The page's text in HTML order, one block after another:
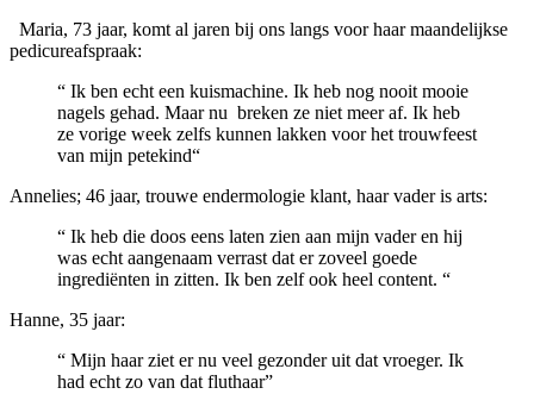
Maria, 73 jaar, komt al jaren bij ons langs voor haar maandelijkse
pedicureafspraak:
“ Ik ben echt een kuismachine. Ik heb nog nooit mooie
nagels gehad. Maar nu breken ze niet meer af. Ik heb
ze vorige week zelfs kunnen lakken voor het trouwfeest
van mijn petekind“
Annelies; 46 jaar, trouwe endermologie klant, haar vader is arts:
“ Ik heb die doos eens laten zien aan mijn vader en hij
was echt aangenaam verrast dat er zoveel goede
ingrediënten in zitten. Ik ben zelf ook heel content. “
Hanne, 35 jaar:
“ Mijn haar ziet er nu veel gezonder uit dat vroeger. Ik
had echt zo van dat fluthaar”